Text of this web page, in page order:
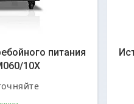
питания
10X